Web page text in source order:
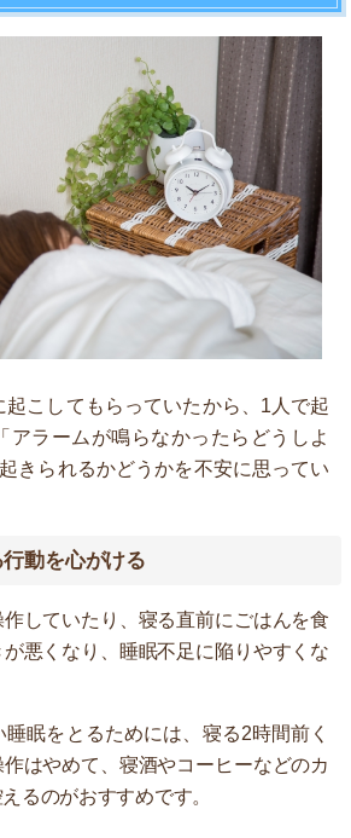
起こしてもらっていたから、1人で起
アラームが鳴らなかったらどうしよ
きられるかどうかを不安に思ってい
動を心がける
していたり、寝る直前にごはんを食
悪くなり、睡眠不足に陥りやすくな
眠をとるためには、寝る2時間前く
はやめて、寝酒やコーヒーなどのカ
るのがおすすめです。